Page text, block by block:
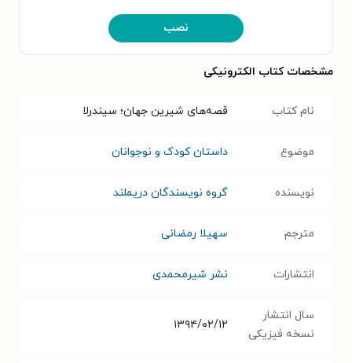
نصب
مشخصات کتاب الکترونیکی
نام کتاب قصه‌های شیرین جهان؛ سیندرلا
موضوع داستان کودک و نوجوانان
نویسنده گروه نویسندگان دریملند
مترجم سهیلا رمضانی
انتشارات نشر شیرمحمدی
سال انتشار
نسخه فیزیکی
۱۳۹۴/۰۲/۱۲